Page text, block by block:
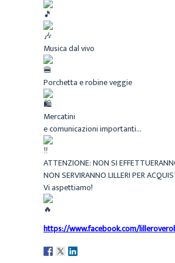
Musica dal vivo
Porchetta e robine veggie
Mercatini
e comunicazioni importanti…
ATTENZIONE: NON SI
NON SERVIRANNO LILLERI PER
Vi aspettiamo!
https://www.facebook.com/